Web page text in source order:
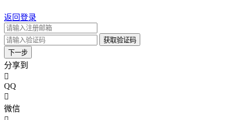
返回登录
获取验证码
下一步
分享到
QQ
微信